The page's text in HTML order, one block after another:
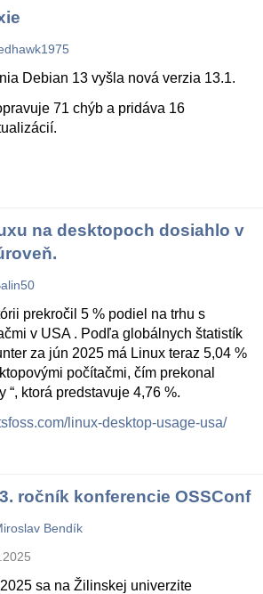
Debian 13 vyšla nová verzia 13.1.
71 chýb a pridáva 16
na desktopoch dosiahlo v
prekročil 5 % podiel na trhu s
v USA . Podľa globálnych štatistík
za jún 2025 má Linux teraz 5,04 %
počítačmi, čím prekonal
“, ktorá predstavuje 4,76 %.
linux-desktop-usage-usa/
ročník konferencie OSSConf
Bendík
sa na Žilinskej univerzite